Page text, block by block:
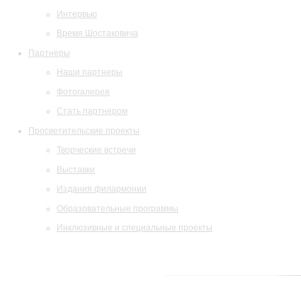
Интервью
Время Шостаковича
Партнеры
Наши партнеры
Фотогалерея
Стать партнером
Просветительские проекты
Творческие встречи
Выставки
Издания филармонии
Образовательные программы
Инклюзивные и специальные проекты